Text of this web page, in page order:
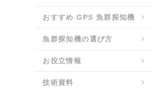
おすすめ GPS 魚群探知機
魚群探知機の選び方
お役立情報
技術資料